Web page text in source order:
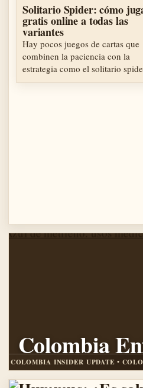
Solitario Spider: cómo
gratis online a todas las
variantes
Hay pocos juegos de cartas que
combinen la paciencia con la
estrategia como el solitario
…
Colombia
COLOMBIA INSIDER UPDATE
INSIDER UPDATE • COLOMBIA